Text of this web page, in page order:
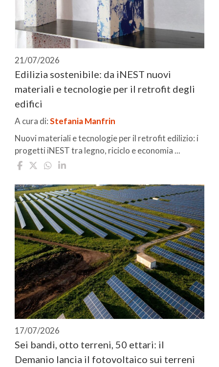
21/07/2026
Edilizia sostenibile: da iNEST nuovi
materiali e tecnologie per il retrofit degli
edifici
A cura di:Stefania Manfrin
Nuovi materiali e tecnologie per il retrofit edilizio: i
progetti iNEST tra legno, riciclo e economia ...
17/07/2026
Sei bandi, otto terreni, 50 ettari: il
Demanio lancia il fotovoltaico sui terreni